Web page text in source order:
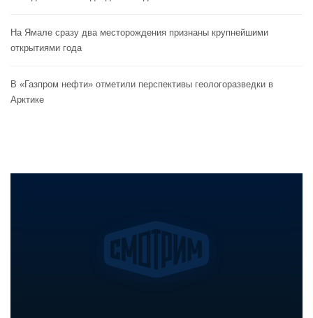
На Ямале сразу два месторождения признаны крупнейшими
открытиями года
В «Газпром нефти» отметили перспективы геологоразведки в
Арктике